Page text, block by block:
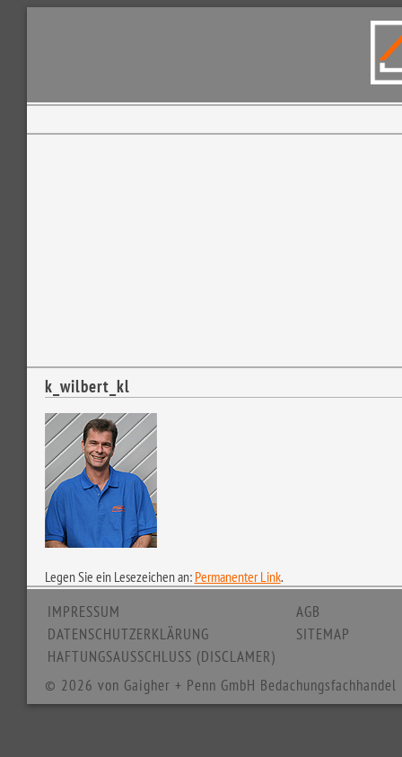
k_wilbert_kl
Legen Sie ein Lesezeichen an: Permanenter Link.
IMPRESSUM
DATENSCHUTZERKLÄRUNG
HAFTUNGSAUSSCHLUSS (DISCLAMER)
AGB
SITEMAP
© 2026 von Gaigher + Penn GmbH Bedachungsfachhandel